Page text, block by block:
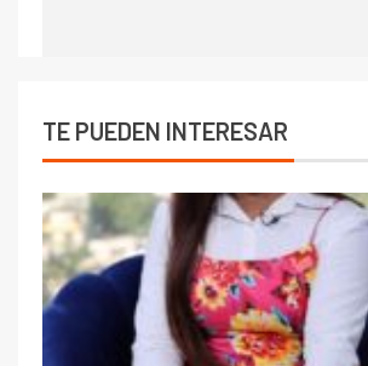
TE PUEDEN INTERESAR